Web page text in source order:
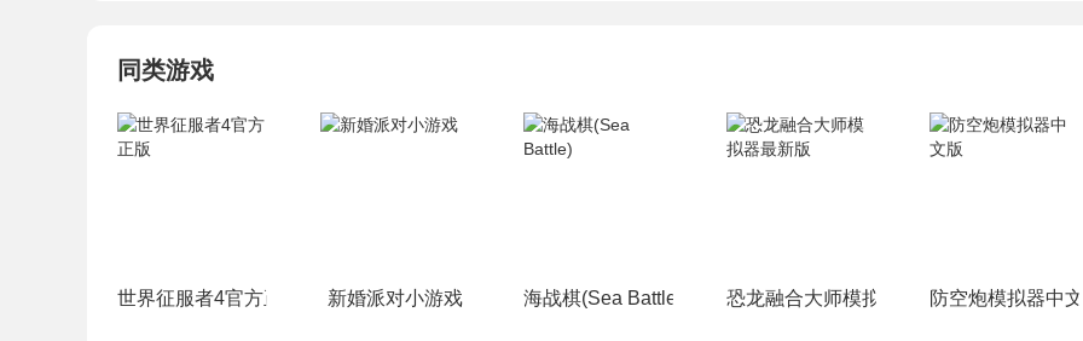
同类游戏
世界征服者4官方正版 新婚派对小游戏 海战棋(Sea Battle) 恐龙融合大师模拟器最新版防空炮模拟器中